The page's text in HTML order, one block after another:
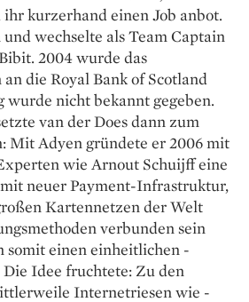
kurzerhand einen Job anbot.
wechselte als Team Captain
2004 wurde das
die Royal Bank of Scotland
­wurde nicht bekannt gegeben.
van der Does dann zum
Mit Adyen gründete er 2006 mit
wie Arnout Schuijff eine
neuer Payment-Infrastruktur,
Kartennetzen der Welt
verbunden sein
somit einen einheitlichen
Idee fruchtete: Zu den
Internetriesen wie